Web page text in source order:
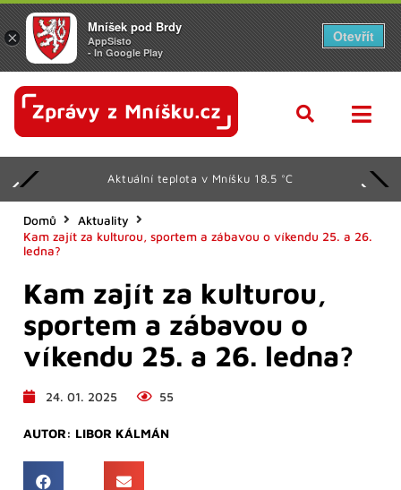
Aktuální teplota v Mníšku 18.5 °C
Domů
Aktuality
Kam zajít za kulturou, sportem a zábavou o víkendu 25. a 26.
ledna?
Kam zajít za kulturou,
sportem a zábavou o
víkendu 25. a 26. ledna?
24. 01. 2025 55
AUTOR: LIBOR KÁLMÁN
×
Mníšek pod Brdy
AppSisto
- In Google Play
Otevřít